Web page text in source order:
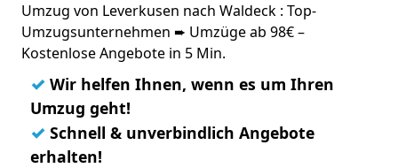
Umzug von Leverkusen nach Waldeck : Top-
Umzugsunternehmen ➨ Umzüge ab 98€ –
Kostenlose Angebote in 5 Min.
✓ Wir helfen Ihnen, wenn es um Ihren
Umzug geht!
✓ Schnell & unverbindlich Angebote
erhalten!